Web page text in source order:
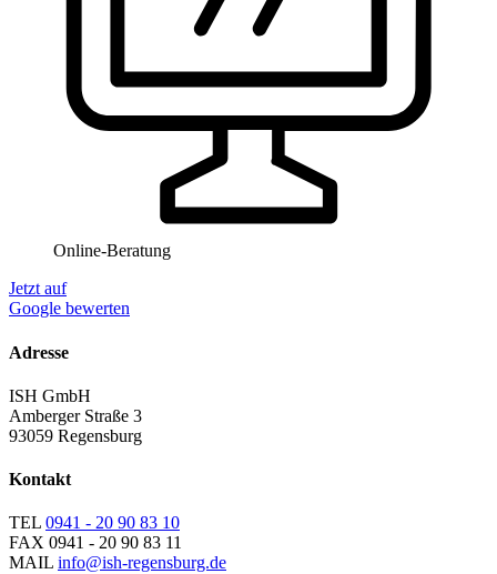
Online-Beratung
Jetzt auf
Google bewerten
Adresse
ISH GmbH
Amberger Straße 3
93059 Regensburg
Kontakt
TEL 0941 - 20 90 83 10
FAX 0941 - 20 90 83 11
MAIL info@ish-regensburg.de